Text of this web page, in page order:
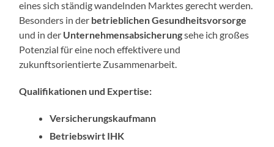
eines sich ständig wandelnden Marktes gerecht werden.
Besonders in der betrieblichen Gesundheitsvorsorge
und in der Unternehmensabsicherungsehe ich großes
Potenzial für eine noch effektivere und
zukunftsorientierte Zusammenarbeit.
Qualifikationen und Expertise:
Versicherungskaufmann
Betriebswirt IHK